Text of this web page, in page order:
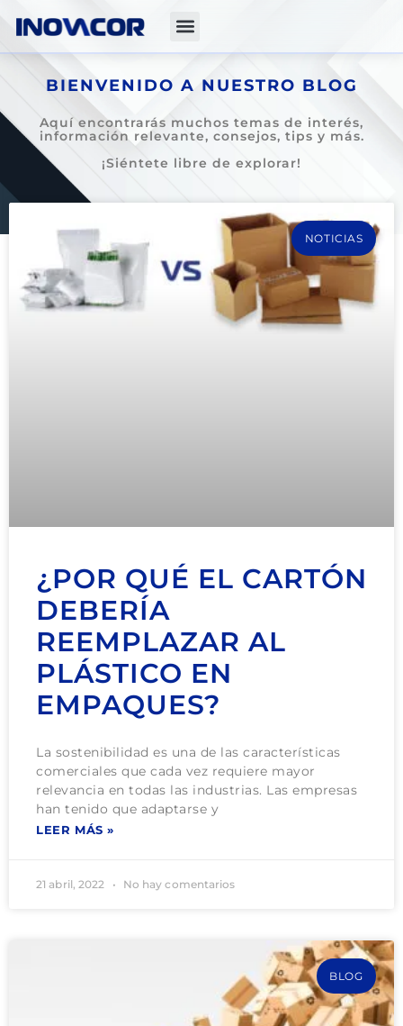
BIENVENIDO A NUESTRO BLOG
Aquí encontrarás muchos temas de interés,
información relevante, consejos, tips y más.
¡Siéntete libre de explorar!
NOTICIAS
¿POR QUÉ EL CARTÓN
DEBERÍA
REEMPLAZAR AL
PLÁSTICO EN
EMPAQUES?
La sostenibilidad es una de las características
comerciales que cada vez requiere mayor
relevancia en todas las industrias. Las empresas
han tenido que adaptarse y
LEER MÁS »
21 abril, 2022 No hay comentarios
BLOG